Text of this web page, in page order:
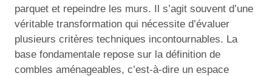
parquet et repeindre les murs. Il s’agit souvent d’une
véritable transformation qui nécessite d’évaluer
plusieurs critères techniques incontournables. La
base fondamentale repose sur la définition de
combles aménageables, c’est-à-dire un espace